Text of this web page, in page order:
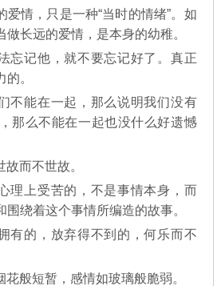
情，只是一种“当时的情绪”。如
长远的爱情，是本身的幼稚。
记他，就不要忘记好了。真正
。
能在一起，那么说明我们没有
那么不能在一起也没什么好遗憾
而不世故。
上受苦的，不是事情本身，而
绕着这个事情所编造的故事。
的，放弃得不到的，何乐而不
般短暂，感情如玻璃般脆弱。